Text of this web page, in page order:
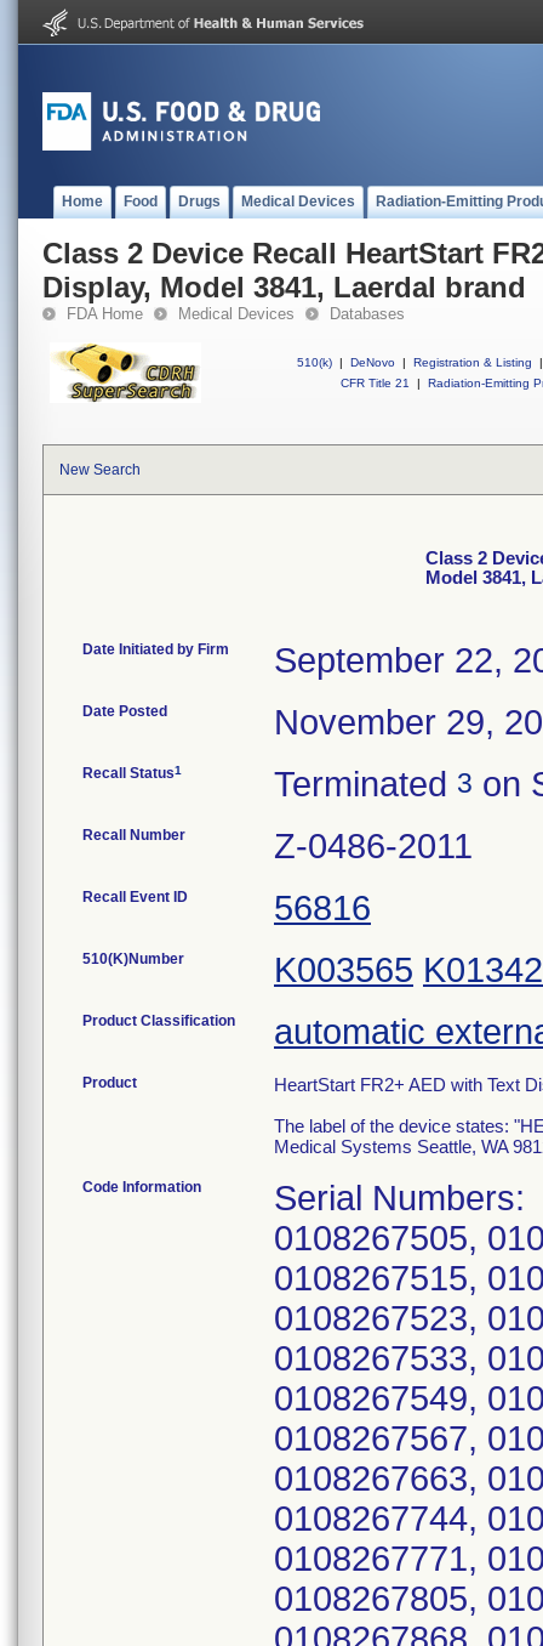
Home Food Drugs Medical Devices Radiation-Emitting
Class 2 Device Recall HeartStart
Display, Model 3841, Laerdal brand
FDA Home Medical Devices Databases
510(k) | DeNovo | Registration & Listing
|
CFR Title 21
| Radiation-Emitting
New Search
Class 2
Model 3841,
Date Initiated by Firm September 22,
Date Posted November 29,
Recall Status1 Terminated 3 on
Recall Number Z-0486-2011
Recall Event ID 56816
510(K)Number K003565
Product Classification automatic
Product
HeartStart FR2+ AED with Text
The label of the device states:
Medical Systems Seattle, WA
Code Information Serial Numbers: 0108267501, 0108267503, 0108267505, 0108267507, 0108267511, 0108267513, 0108267515, 0108267517, 0108267519, 0108267521, 0108267523, 0108267525, 0108267526, 0108267527, 0108267533, 0108267540, 0108267545, 0108267547, 0108267549, 0108267555, 0108267563, 0108267565, 0108267567, 0108267570, 0108267596, 0108267645, 0108267663, 0108267714, 0108267740, 0108267742, 0108267744, 0108267758, 0108267760, 0108267764, 0108267771, 0108267775, 0108267789, 0108267799, 0108267805, 0108267817, 0108267821, 0108267857, 0108267868, 0108267875, 0108267941, 0108268033, 0108268071, 0108268329, 0108268338, 0108268340, 0108268346, 0108268364, 0108268386, 0108268388, 0108268441, 0108268442, 0108268471, 0108268489, 0108268582, 0108268586, 0108268608, 0108268627, 0108268631, 0108268635, 0108268640, 0108268658, 0108268662, 0108268663, 0108268665, 0108268668, 0108268670, 0108268674, 0108268675, 0108268680, 0108268685, 0108268691, 0108268702, 0108268721, 0108268723, 0108268726, 0108268728, 0108268729, 0108268730, 0108268735, 0108268738, 0108268740, 0108268743, 0108268744, 0108268745, 0108268750, 0108268754, 0108268756, 0108268758, 0108268760, 0108268761, 0108268762, 0108268764, 0108268766, 0108268768, 0108268769, 0108268771, 0108268775, 0108268784, 0108268789, 0108268791, 0108268793, 0108268794, 0108268796, 0108268800, 0108268801, 0108268810, 0108268811, 0108268813, 0108268815, 0108268817, 0108268819, 0108268825, 0108268826, 0108268827, 0108268832, 0108268836, 0108268844, 0108268846, 0108268847, 0108268848, 0108268849, 0108268850, 0108268852, 0108268854, 0108268857, 0108268858, 0108268859, 0108268864, 0108268874, 0108268877, 0108268882, 0108268886, 0108268887, 0108268888, 0108268890, 0108268896, 0108268898, 0108268900, 0108268906, 0108268908, 0108268910, 0108268911, 0108268920, 0108268922, 0108268924, 0108268926, 0108268931, 0108268947, 0108268949, 0108268954, 0108268960, 0108268962, 0108268967, 0108268980, 0108268982, 0108268985, 0108268987, 0108268993, 0108268996, 0108269004, 0108269011, 0108269013, 0108269017, 0108269018, 0108269025, 0108269030, 0108269032, 0108269057, 0108269093, 0108269099, 0108269114, 0108269116, 0108269120, 0108269124, 0108269128, 0108269135, 0108269143, 0108269145, 0108269147, 0108269150, 0108269162, 0108269164, 0108269168, 0108269169, 0108269172, 0108269174, 0108269178, 0108269180, 0108269181, 0108269182, 0108269184, 0108269186, 0108269187, 0108269188, 0108269190, 0108269195, 0108269196, 0108269207, 0108269215, 0108269221, 0108269226, 0108269227, 0108269230, 0108269234, 0108269236, 0108269240, 0108269241, 0108269242, 0108269246, 0108269260, 0108269266, 0108269268, 0108269276, 0108269287, 0108269289, 0108269305, 0108269309, 0108269311, 0108269317, 0108269319, 0108269323, 0108269327, 0108269331, 0108269339, 0108269341, 0108269357, 0108269361, 0108269364, 0108269369, 0108269449, 0108269467, 0108269471, 0108269477, 0108269479, 0108269485, 0108269487, 0108269572, 0108269602, 0108269605, 0108269606, 0108269608, 0108269612, 0108269618, 0108269623, 0108269626, 0108269634, 0108269644, 0108269657, 0108269658, 0108269660, 0108269665, 0108269677, 0108269679, 0108269682, 0108269684, 0108269696, 0108269697, 0108269708, 0108269720, 0108269723, 0108269725, 0108269730, 0108269736, 0108269740, 0108269750, 0108269756, 0108269758, 0108269763, 0108269783, 0108269785, 0108269786, 0108269787, 0108269788, 0108269790, 0108269792, 0108269793, 0108269798, 0108269802, 0108269819, 0108269821, 0108269829, 0108269832, 0108269836, 0108269837, 0108269840, 0108269842, 0108269851, 0108269869, 0108269879, 0108269888, 0108269901, 0108269903, 0108269909, 0108269911, 0108269920, 0108269923, 0108269925, 0108269927, 0108269929, 0108269931, 0108269934, 0108269944, 0108269950,